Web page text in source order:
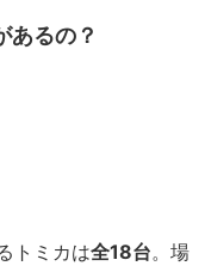
あるの？
トミカは全18台。場